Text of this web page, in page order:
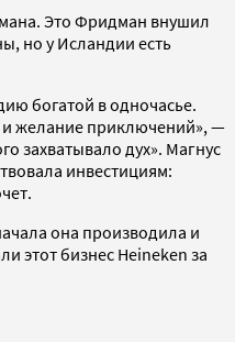
Это Фридман внушил
но у Исландии есть
богатой в одночасье.
и желание приключений», —
захватывало дух». Магнус
инвестициям:
она производила и
этот бизнес Heineken за